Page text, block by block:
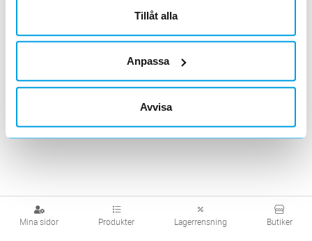
Tillåt alla
Anpassa
Avvisa
Mina sidor Produkter Lagerrensning Butiker
Visa produkter från alla underliggande kategorier